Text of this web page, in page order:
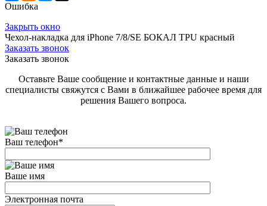
Ошибка
Закрыть окно
Чехол-накладка для iPhone 7/8/SE БОКАЛ TPU красный
Заказать звонок
Заказать звонок
Оставьте Ваше сообщение и контактные данные и наши
специалисты свяжутся с Вами в ближайшее рабочее время для
решения Вашего вопроса.
Ваш телефон*
Ваше имя
Электронная почта